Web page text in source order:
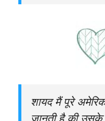
शायद मैं पूरे
जानती है की उसके